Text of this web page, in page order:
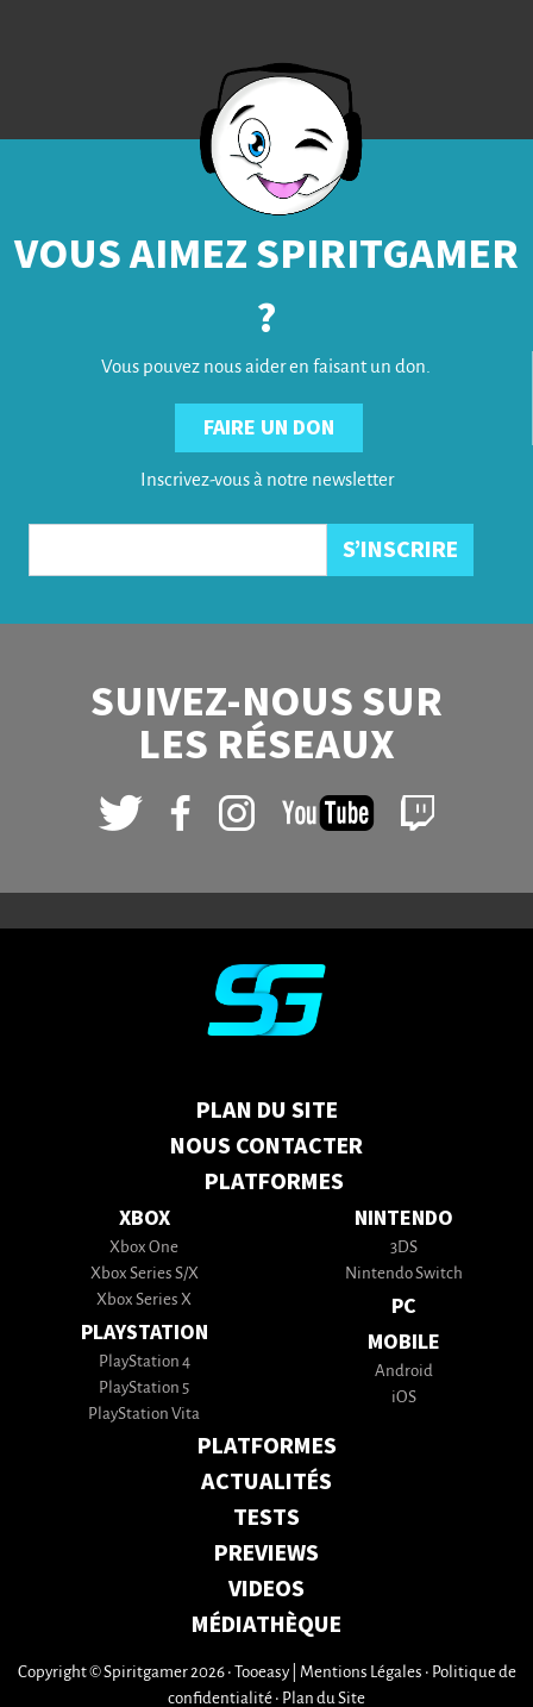
VOUS AIMEZ SPIRITGAMER
?
Vous pouvez nous aider en faisant un don.
FAIRE UN DON
Inscrivez-vous à notre newsletter
SUIVEZ-NOUS SUR
LES RÉSEAUX
PLAN DU SITE
NOUS CONTACTER
PLATFORMES
XBOX
Xbox One
Xbox Series S/X
Xbox Series X
PLAYSTATION
PlayStation 4
PlayStation 5
PlayStation Vita
NINTENDO
3DS
Nintendo Switch
PC
MOBILE
Android
iOS
PLATFORMES
ACTUALITÉS
TESTS
PREVIEWS
VIDEOS
MÉDIATHÈQUE
Copyright © Spiritgamer 2026 • Tooeasy Mentions Légales • Politique de
confidentialité • Plan du Site